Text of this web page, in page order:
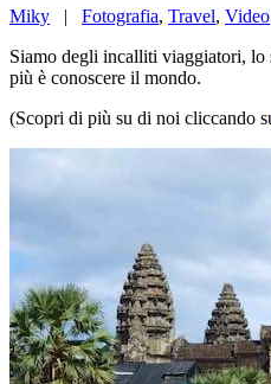
Miky | Fotografia, Travel, Video
Siamo degli incalliti viaggiatori, lo
più è conoscere il mondo.
(Scopri di più su di noi cliccando